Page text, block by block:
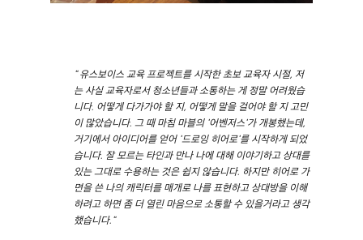
" 유스보이스 교육 프로젝트를 시작한 초보 교육자 시절, 저
는 사실 교육자로서 청소년들과 소통하는 게 정말 어려웠습
니다. 어떻게 다가가야 할 지, 어떻게 말을 걸어야 할 지고민
이 많았습니다. 그 때 마침 마블의 '어벤저스'가 개봉했는데,
거기에서 아이디어를 얻어 '드로잉 히어로'를 시작하게 되었
습니다. 잘 모르는 타인과 만나 나에 대해 이야기하고 상대를
있는 그대로 수용하는 것은 쉽지 않습니다. 하지만 히어로 가
면을 쓴 나의 캐릭터를 매개로 나를 표현하고 상대방을 이해
하려고 하면 좀 더 열린 마음으로 소통할 수 있을거라고 생각
했습니다."